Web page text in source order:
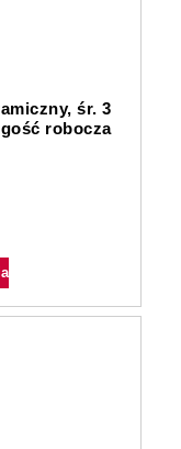
śr. 3
robocza